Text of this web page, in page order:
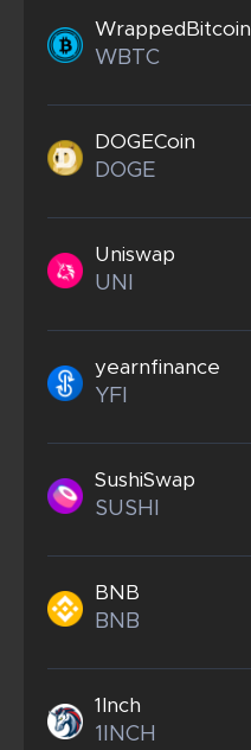
WrappedBitcoin
WBTC
DOGECoin
DOGE
Uniswap
UNI
yearnfinance
YFI
SushiSwap
SUSHI
BNB
BNB
1Inch
1INCH